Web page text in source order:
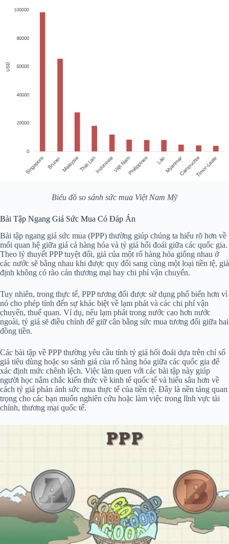
Biểu đồ so sánh sức mua Việt Nam Mỹ
Bài Tập Ngang Giá Sức Mua Có Đáp Án
Bài tập ngang giá sức mua (PPP) thường giúp chúng ta hiểu rõ hơn về
mối quan hệ giữa giá cả hàng hóa và tỷ giá hối đoái giữa các quốc gia.
Theo lý thuyết PPP tuyệt đối, giá của một rổ hàng hóa giống nhau ở
các nước sẽ bằng nhau khi được quy đổi sang cùng một loại tiền tệ, giả
định không có rào cản thương mại hay chi phí vận chuyển.
Tuy nhiên, trong thực tế, PPP tương đối được sử dụng phổ biến hơn vì
nó cho phép tính đến sự khác biệt về lạm phát và các chi phí vận
chuyển, thuế quan. Ví dụ, nếu lạm phát trong nước cao hơn nước
ngoài, tỷ giá sẽ điều chỉnh để giữ cân bằng sức mua tương đối giữa hai
đồng tiền.
Các bài tập về PPP thường yêu cầu tính tỷ giá hối đoái dựa trên chỉ số
giá tiêu dùng hoặc so sánh giá của rổ hàng hóa giữa các quốc gia để
xác định mức chênh lệch. Việc làm quen với các bài tập này giúp
người học nắm chắc kiến thức về kinh tế quốc tế và hiểu sâu hơn về
cách tỷ giá phản ánh sức mua thực tế của tiền tệ. Đây là nền tảng quan
trọng cho các bạn muốn nghiên cứu hoặc làm việc trong lĩnh vực tài
chính, thương mại quốc tế.